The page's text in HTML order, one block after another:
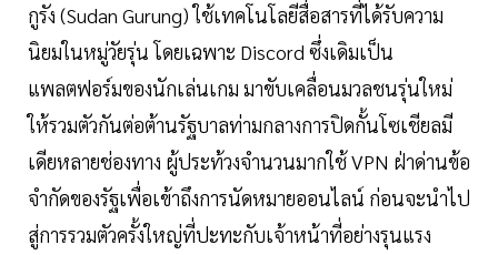
กูรัง (Sudan Gurung) ใช้เทคโนโลยีสื่อสารที่ได้รับความ
นิยมในหมู่วัยรุ่น โดยเฉพาะ Discord ซึ่งเดิมเป็น
แพลตฟอร์มของนักเล่นเกม มาขับเคลื่อนมวลชนรุ่นใหม่
ให้รวมตัวกันต่อต้านรัฐบาลท่ามกลางการปิดกั้นโซเชียลมี
เดียหลายช่องทาง ผู้ประท้วงจำนวนมากใช้ VPN ฝ่าด่านข้อ
จำกัดของรัฐเพื่อเข้าถึงการนัดหมายออนไลน์ ก่อนจะนำไป
สู่การรวมตัวครั้งใหญ่ที่ปะทะกับเจ้าหน้าที่อย่างรุนแรง